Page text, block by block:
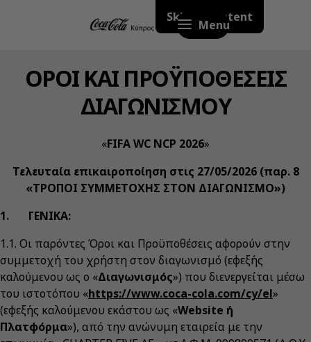
Skip to content
Menu
ΟΡΟΙ ΚΑΙ ΠΡΟΫΠΟΘΕΣΕΙΣ
ΔΙΑΓΩΝΙΣΜΟΥ
«FIFA WC NCP 2026»
Τελευταία επικαιροποίηση στις 27/05/2026 (παρ. 8
«ΤΡΟΠΟΙ ΣΥΜΜΕΤΟΧΗΣ ΣΤΟΝ ΔΙΑΓΩΝΙΣΜΟ»)
1. ΓΕΝΙΚΑ:
1.1. Οι παρόντες Όροι και Προϋποθέσεις αφορούν στην
συμμετοχή του χρήστη στον διαγωνισμό (εφεξής
καλούμενου ως ο «Διαγωνισμός») που διενεργείται μέσω
του ιστοτόπου «https://www.coca-cola.com/cy/el»
(εφεξής καλούμενου εκάστου ως «Website ή
Πλατφόρμα»), από την ανώνυμη εταιρεία με την